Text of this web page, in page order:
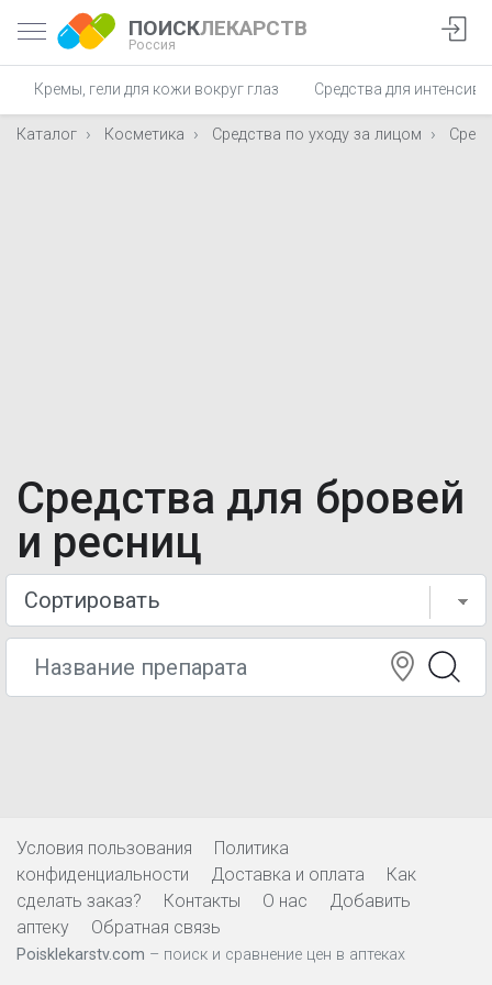
ПОИСКЛЕКАРСТВ
Россия
Кремы, гели для кожи вокруг глаз Средства для
Каталог Косметика Средства по уходу за лицом
Средства для бровей
и ресниц
Условия пользования
Политика
конфиденциальности
Доставка и оплата
Как
сделать заказ?
Контакты О нас
Добавить
аптеку
Обратная связь
Poisklekarstv.com – поиск и сравнение цен в аптеках